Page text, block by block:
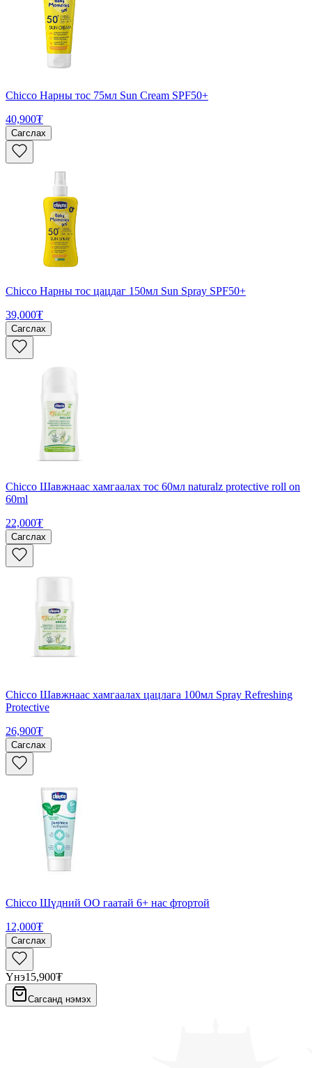
Chicco Нарны тос 75мл Sun Cream SPF50+
40,900₮
Сагслах
Chicco Нарны тос цацдаг 150мл Sun Spray SPF50+
39,000₮
Сагслах
Chicco Шавжнаас хамгаалах тос 60мл naturalz protective roll on
60ml
22,000₮
Сагслах
Chicco Шавжнаас хамгаалах цацлага 100мл Spray Refreshing
Protective
26,900₮
Сагслах
Chicco Шүдний ОО гаатай 6+ нас фтортой
12,000₮
Сагслах
Үнэ15,900₮
Сагсанд нэмэх